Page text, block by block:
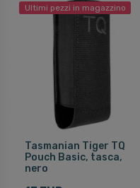
Ultimi pezzi in magazzino
Tasmanian Tiger TQ
Pouch Basic, tasca,
nero